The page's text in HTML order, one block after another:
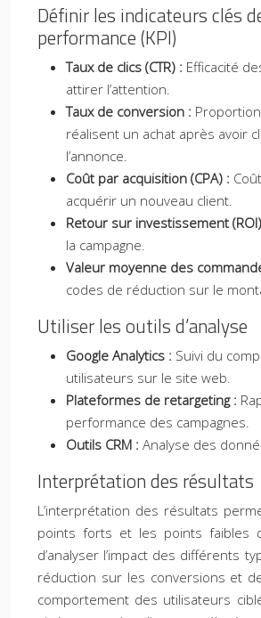
Définir les indicateurs clés
performance (KPI)
Taux de clics (CTR) : Efficacité
attirer l’attention.
Taux de conversion :
réalisent un achat après avoir
l’annonce.
Coût par acquisition (CPA) :
acquérir un nouveau client.
Retour sur investissement
la campagne.
Valeur moyenne des
codes de réduction sur le
Utiliser les outils d’analyse
Google Analytics : Suivi du
utilisateurs sur le site web.
Plateformes de retargeting :
performance des campagnes.
Outils CRM : Analyse des
Interprétation des résultats
L’interprétation des résultats
points forts et les points faibles
d’analyser l’impact des différents
réduction sur les conversions et
comportement des utilisateurs